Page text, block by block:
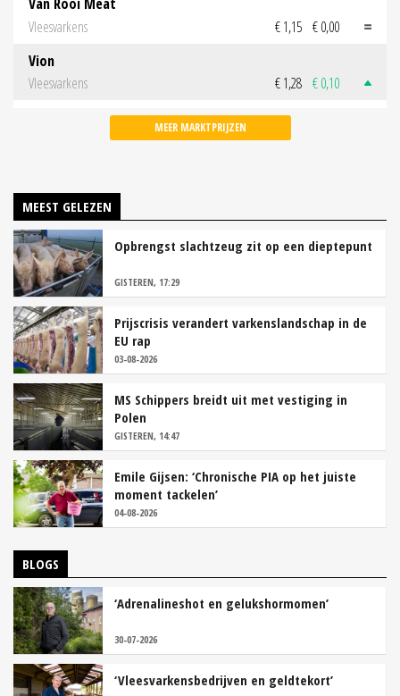
Vleesvarkens
€ 1,15 € 0,00
Vion
Vleesvarkens
€ 1,28 € 0,10
MEER MARKTPRIJZEN
MEEST GELEZEN
Opbrengst slachtzeug zit op een dieptepunt
GISTEREN, 17:29
Prijscrisis verandert varkenslandschap in de
EU rap
03-08-2026
MS Schippers breidt uit met vestiging in
Polen
GISTEREN, 14:47
Emile Gijsen: ‘Chronische PIA op het juiste
moment tackelen’
04-08-2026
BLOGS
‘Adrenalineshot en gelukshormomen’
30-07-2026
‘Vleesvarkensbedrijven en geldtekort’